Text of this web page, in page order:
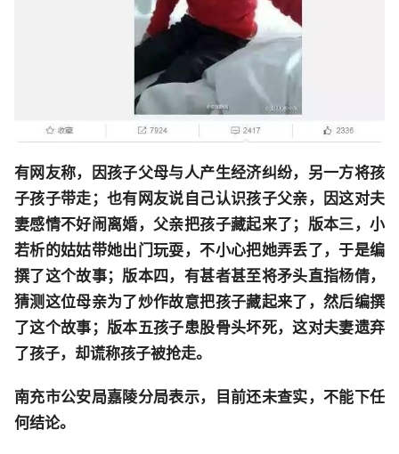
有网友称，因孩子父母与人产生经济纠纷，另一方将孩
子孩子带走；也有网友说自己认识孩子父亲，因这对夫
妻感情不好闹离婚，父亲把孩子藏起来了；版本三，小
若析的姑姑带她出门玩耍，不小心把她弄丢了，于是编
撰了这个故事；版本四，有甚者甚至将矛头直指杨倩，
猜测这位母亲为了炒作故意把孩子藏起来了，然后编撰
了这个故事；版本五孩子患股骨头坏死，这对夫妻遗弃
了孩子，却谎称孩子被抢走。
南充市公安局嘉陵分局表示，目前还未查实，不能下任
何结论。